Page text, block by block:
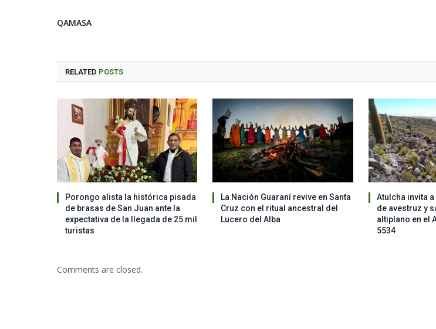
QAMASA
RELATED POSTS
Porongo alista la histórica pisada
de brasas de San Juan ante la
expectativa de la llegada de 25 mil
turistas
La Nación Guaraní revive en Santa
Cruz con el ritual ancestral del
Lucero del Alba
Atulcha invita
de avestruz y
altiplano en el
5534
Comments are closed.